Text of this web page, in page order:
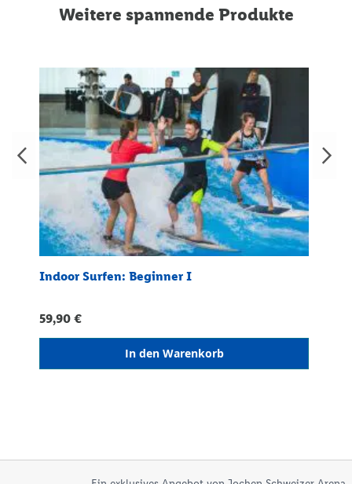
Weitere spannende Produkte
Indoor Surfen: Beginner I
59,90 €
In den Warenkorb